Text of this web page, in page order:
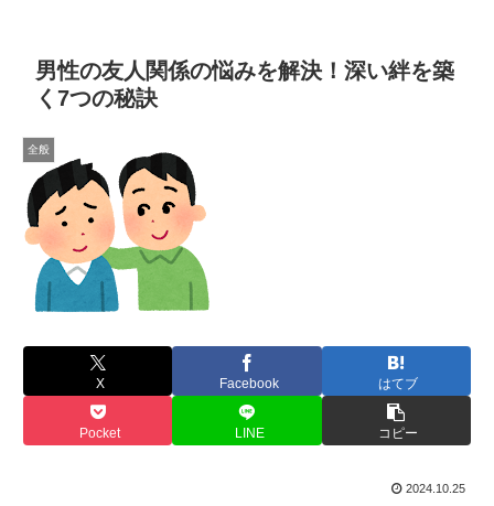
男性の友人関係の悩みを解決！深い絆を築
く7つの秘訣
全般
X Facebook はてブ
Pocket LINE コピー
2024.10.25